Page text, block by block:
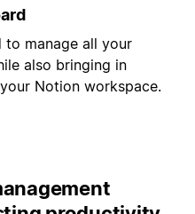
to manage all your
also bringing in
Notion workspace.